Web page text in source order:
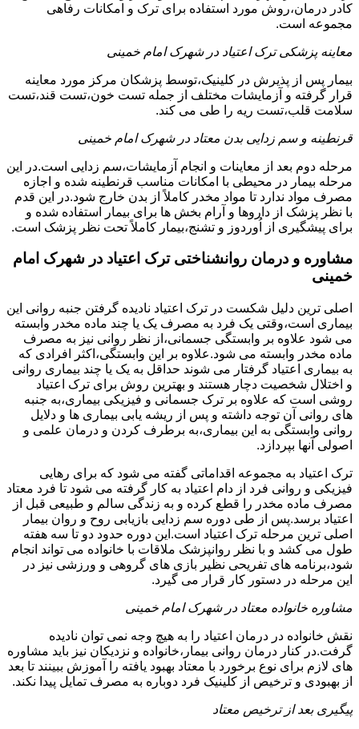
کادر درمان،روش مورد استفاده برای ترک و امکانات رفاهی
مجموعه است.
معاینه پزشکی ترک اعتیاد در شهرک امام خمینی
بیمار پس از پذیرش در کلینیک،توسط پزشکان مرکز مورد معاینه
قرار گرفته و آزمایشات مختلف از جمله تست خون،تست قند،تست
سلامت قلب،تست ریه را طی می کند.
قرنطینه و سم زدایی بدن معتاد در شهرک امام خمینی
مرحله دوم بعد از معاینات و انجام آزمایشات،سم زدایی است.در این
مرحله بیمار در محیطی با امکانات مناسب قرنطینه شده و اجازه
مصرف مواد ندارد تا مواد مخدر کاملاً از بدن خارج شود.در این قدم
با نظر پزشک از داروها و آرام بخش ها برای بیمار استفاده شده و
برای پیشگیری از اُوردوز و تشنج،بیمار کاملاً تحت نظر پزشک است.
مشاوره و درمان روانشناختی ترک اعتیاد در شهرک امام
خمینی
اصلی ترین دلیل شکست در ترک اعتیاد نادیده گرفتن جنبه روانی این
بیماری است،وقتی یک فرد به مصرف یک یا چند ماده مخدر وابسته
می شود علاوه بر وابستگی جسمانی،از نظر روانی نیز به مصرف
ماده مخدر وابسته می شود.علاوه بر این وابستگی،اکثر افرادی که
به بیماری اعتیاد گرفتار می شوند حداقل به یک یا چند بیماری روانی
و اختلال شخصیت دچار هستند و بهترین روش برای ترک اعتیاد
روشی است که علاوه بر ترک جسمانی و فیزیکی بیماری،به جنبه
های روانی آن توجه داشته و پس از ریشه یابی بیماری ها و دلایل
روانی وابستگی به این بیماری،به برطرف کردن و درمان علمی و
اصولی آنها بپردازد.
ترک اعتیاد به مجموعه اقداماتی گفته می شود که برای رهایی
فیزیکی و روانی فرد از دام اعتیاد به کار گرفته می شود تا فرد معتاد
مصرف ماده مخدر را قطع کرده و به زندگی سالم و طبیعی قبل از
اعتیاد برسد.پس از طی دوره سم زدایی بازیابی روح و روان بیمار
اصلی ترین مرحله ترک اعتیاد است.این دوره حدود دو تا سه هفته
طول می کشد و با نظر روانپزشک ملاقات با خانواده می تواند انجام
شود،برنامه های تفریحی نظیر بازی های گروهی و ورزشی نیز در
این مرحله در دستور کار قرار می گیرد.
مشاوره خانواده معتاد در شهرک امام خمینی
نقش خانواده در درمان اعتیاد را به هیچ وجه نمی توان نادیده
گرفت.در کنار درمان روانی بیمار،خانواده و نزدیکان نیز باید مشاوره
های لازم برای نوع برخورد با معتاد بهبود یافته را آموزش ببینند تا بعد
از بهبودی و ترخیص از کلینیک فرد دوباره به مصرف تمایل پیدا نکند.
پیگیری بعد از ترخیص معتاد